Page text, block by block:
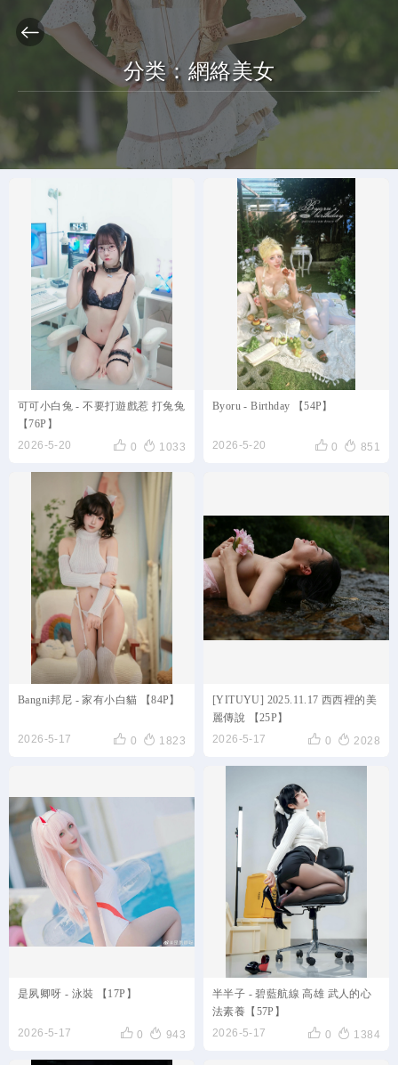
分类： 網絡美女
可可小白兔 - 不要打遊戲惹 打兔兔
【76P】
2026-5-20
 0  1033
Byoru - Birthday 【54P】
2026-5-20  0  851
Bangni邦尼 - 家有小白貓 【84P】
2026-5-17  0  1823
[YITUYU] 2025.11.17 西西裡的美
麗傳說 【25P】
2026-5-17
 0  2028
是夙卿呀 - 泳裝 【17P】
2026-5-17  0  943
半半子 - 碧藍航線 高雄 武人的心
法素養【57P】
2026-5-17
 0  1384